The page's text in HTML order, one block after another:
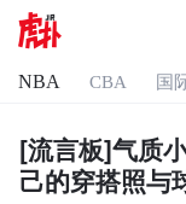
NBA CBA 国
[流言板]气质
己的穿搭照与